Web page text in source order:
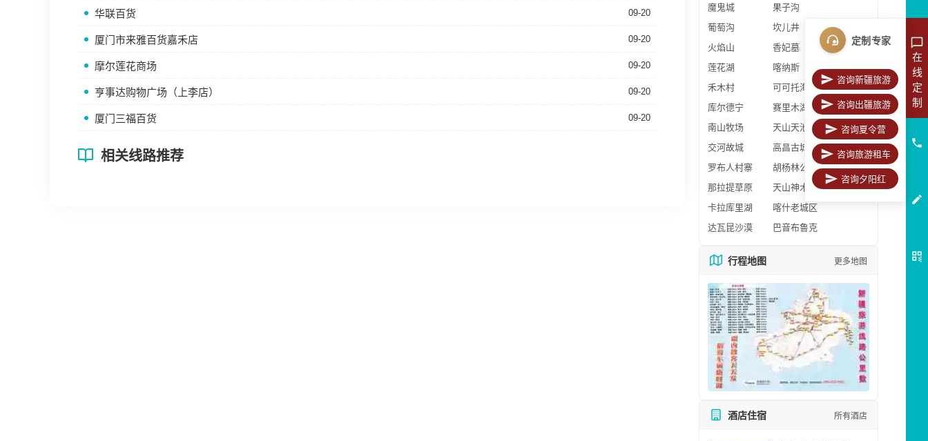
华联百货 09-20
厦门市来雅百货嘉禾店 09-20
摩尔莲花商场 09-20
亨事达购物广场（上李店） 09-20
厦门三福百货 09-20
相关线路推荐
魔鬼城
果子沟
葡萄沟
坎儿井
火焰山
香妃墓
莲花湖
喀纳斯
禾木村
可可托海
库尔德宁
赛里木湖
南山牧场
天山天池
交河故城
高昌古城
罗布人村寨
胡杨林公园
那拉提草原
天山神木园
卡拉库里湖
喀什老城区
达瓦昆沙漠
巴音布鲁克
行程地图 更多地图
酒店住宿 所有酒店
在
线
定
制
定制专家
咨询新疆旅游
咨询出疆旅游
咨询夏令营
咨询旅游租车
咨询夕阳红